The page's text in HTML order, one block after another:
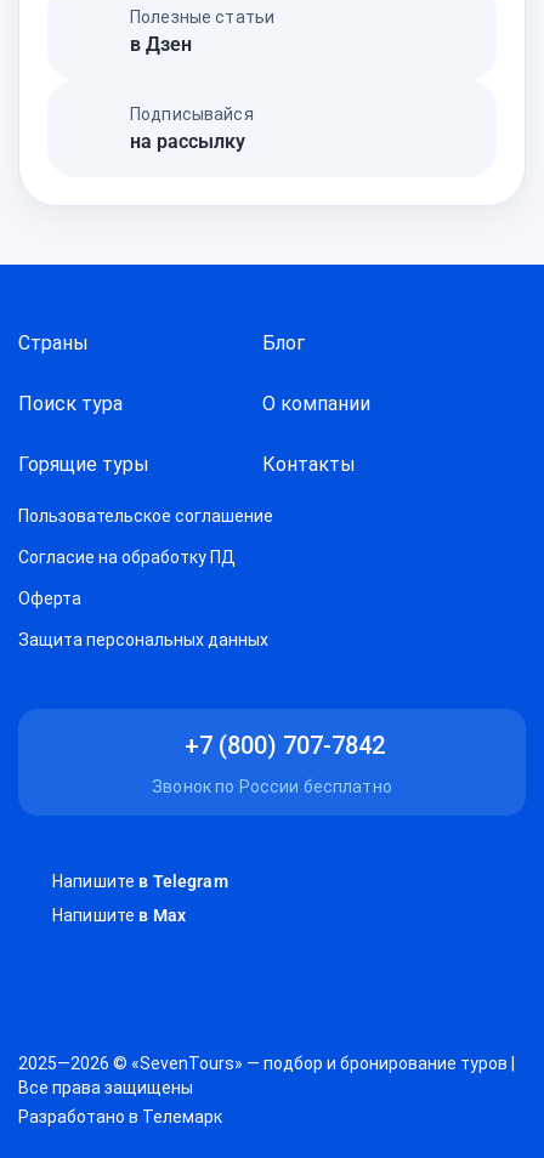
Полезные статьи
в Дзен
Подписывайся
на рассылку
Страны
Поиск тура
Горящие туры
Блог
О компании
Контакты
Пользовательское соглашение
Согласие на обработку ПД
Оферта
Защитa персональных данных
+7 (800) 707-7842
Звонок по России бесплатно
Напишите в Telegram
Напишите в Max
2025—2026 © «SevenTours» — подбор и бронирование туров |
Все права защищены
Разработано в Телемарк